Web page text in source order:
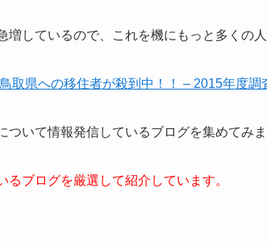
増しているので、これを機にもっと多くの
取県への移住者が殺到中！！ – 2015年度調
ついて情報発信しているブログを集めてみま
ブログを厳選して紹介しています。